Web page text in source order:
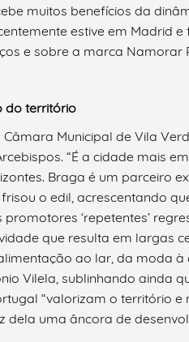
muitos benefícios da
estive em Madrid e
e sobre a marca Namorar
do território
Municipal de Vila
“É a cidade mais
Braga é um parceiro
o edil, acrescentando
‘repetentes’
que resulta em largas
ao lar, da moda à
Vilela, sublinhando ainda
“valorizam o território e
dela uma âncora de